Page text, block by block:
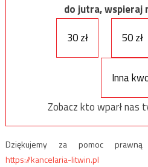
do jutra, wspieraj
30 zł
50 zł
Inna
Zobacz kto wparł nas
Dziękujemy za pomoc
https://kancelaria-litwin.pl